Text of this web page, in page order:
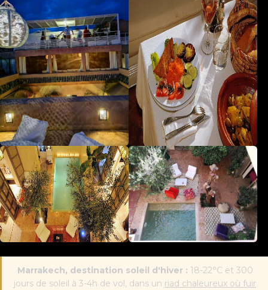
Marrakech, destination soleil d'hiver : 18-22°C et 300
jours de soleil à 3-4h de vol, dans un riad chaleureux où fuir